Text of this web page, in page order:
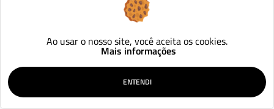
Ao usar o nosso site, você aceita os cookies.
Mais informações
ENTENDI